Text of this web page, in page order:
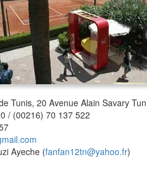
Tunis, 20 Avenue Alain Savary
/ (00216) 70 137 522
Ayeche (fanfan12tn@yahoo.fr)